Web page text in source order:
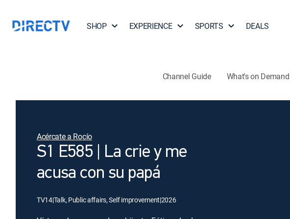
SHOP EXPERIENCE SPORTS DEALS
Channel Guide What's on Demand
Acércate a Rocío
S1 E585 | La crie y me
acusa con su papá
TV14|Talk, Public affairs, Self improvement|2026